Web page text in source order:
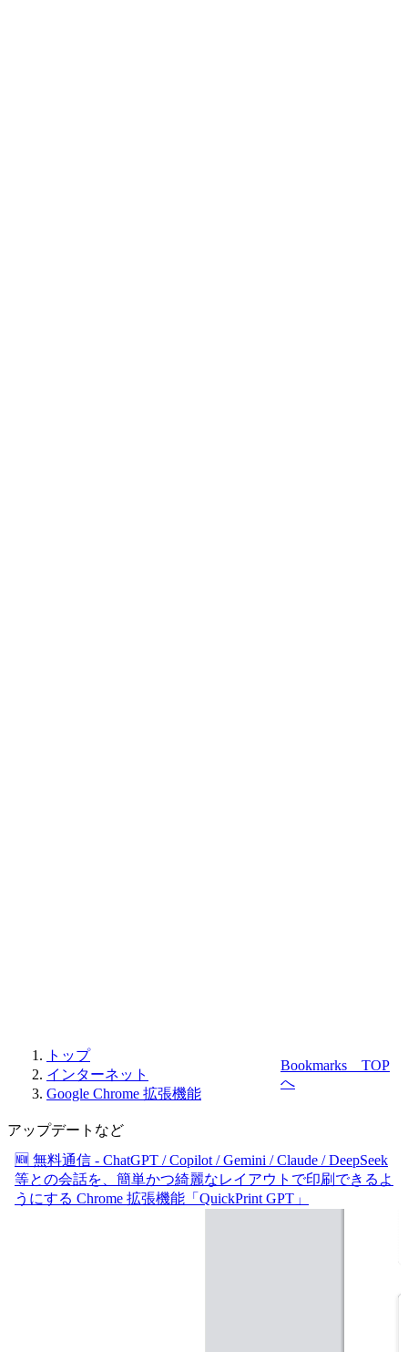
トップ
インターネット
Google Chrome 拡張機能
Bookmarks TOP
へ
アップデートなど